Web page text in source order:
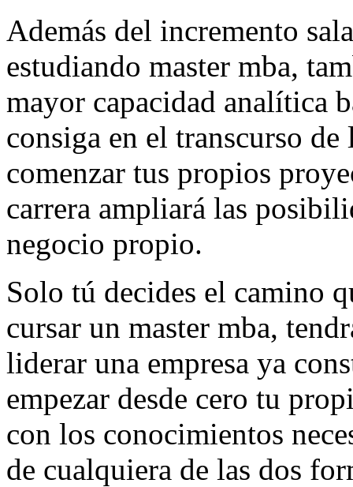
Además del incremento
estudiando master mba,
mayor capacidad analítica
consiga en el transcurso
comenzar tus propios
carrera ampliará las
negocio propio.
Solo tú decides el camino
cursar un master mba,
liderar una empresa ya
empezar desde cero tu
con los conocimientos
de cualquiera de las dos